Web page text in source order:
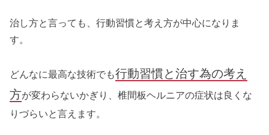
治し方と言っても、行動習慣と考え方が中心になりま
す。
どんなに最高な技術でも行動習慣と治す為の考え
方が変わらないかぎり、椎間板ヘルニアの症状は良くな
りづらいと言えます。